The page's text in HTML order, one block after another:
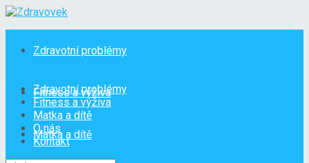
Zdravotní problémy
Fitness a výživa
Matka a dítě
Zdravotní problémy
Fitness a výživa
Matka a dítě
O nás
Kontakt